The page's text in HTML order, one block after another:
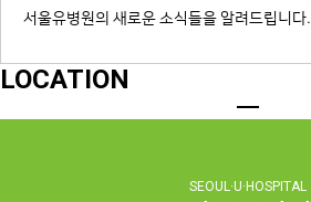
서울유병원의 새로운 소식들을 알려드립니다.
LOCATION
SEOUL·U·HOSPITAL